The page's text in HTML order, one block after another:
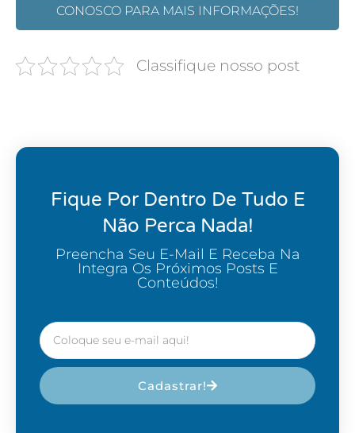
CONOSCO PARA MAIS INFORMAÇÕES!
Classifique nosso post
Fique Por Dentro De Tudo E
Não Perca Nada!
Preencha Seu E-Mail E Receba Na
Integra Os Próximos Posts E
Conteúdos!
Cadastrar!